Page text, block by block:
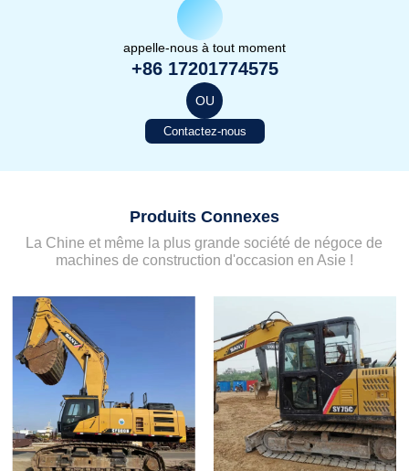
appelle-nous à tout moment
+86 17201774575
OU
Contactez-nous
Produits Connexes
La Chine et même la plus grande société de négoce de
machines de construction d'occasion en Asie !